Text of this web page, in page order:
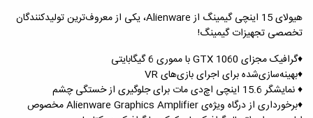
هیولای 15 اینچی گیمینگ از Alienware، یکی از معروف‌ترین تولیدکنندگان
تخصصی تجهیزات گیمینگ!
♦️گرافیک مجزای GTX 1060 با مموری 6 گیگابایتی
♦️بهینه‌سازی‌شده برای اجرای بازی‌های VR
♦️ نمایشگر 15.6 اینچی اچ‌دی مات برای جلوگیری از خستگی چشم
♦️برخورداری از درگاه ویژه‌ی Alienware Graphics Amplifier مخصوص